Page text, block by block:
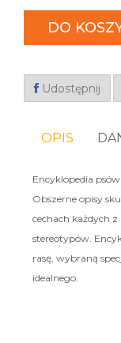
DO
Udostępnij
OPIS
Encyklopedia
Obszerne opisy
cechach każdych
stereotypów.
rasę, wybraną
idealnego.